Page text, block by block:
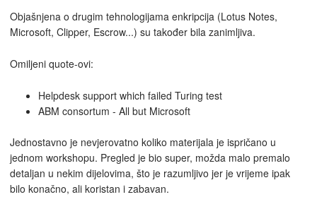
Objašnjena o drugim tehnologijama enkripcija (Lotus Notes,
Microsoft, Clipper, Escrow...) su također bila zanimljiva.
Omiljeni quote-ovi:
Helpdesk support which failed Turing test
ABM consortum - All but Microsoft
Jednostavno je nevjerovatno koliko materijala je ispričano u
jednom workshopu. Pregled je bio super, možda malo premalo
detaljan u nekim dijelovima, što je razumljivo jer je vrijeme ipak
bilo konačno, ali koristan i zabavan.